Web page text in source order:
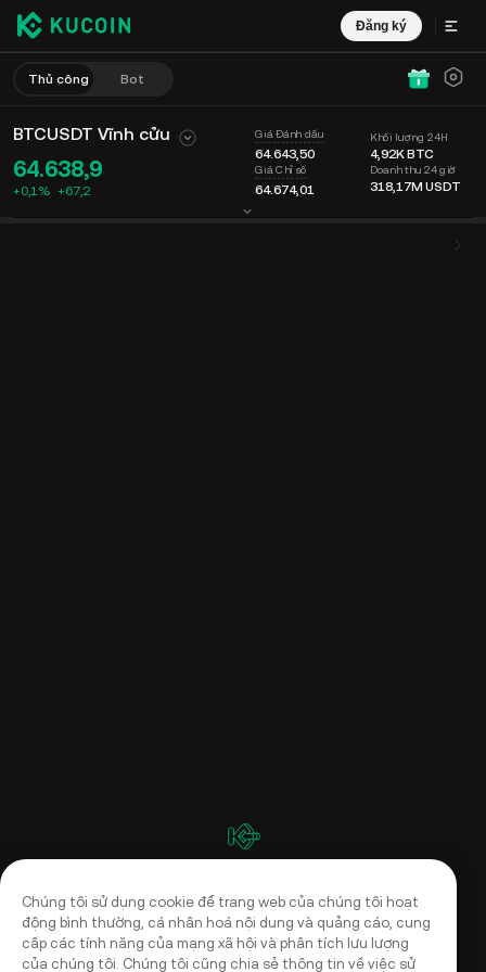
Đăng ký
Thủ công Bot
BTCUSDT Vĩnh cửu
64.638,9
+0,1% +67,2
Giá Đánh dấu
64.641,05
Giá Chỉ số
64.675,20
Khối lượng 24H
4,92KBTC
Doanh thu 24 giờ
318,17M USDT
Giao dịch mới
Chúng tôi sử dụng cookie để trang web của chúng tôi hoạt
động bình thường, cá nhân hoá nội dung và quảng cáo, cung
cấp các tính năng của mạng xã hội và phân tích lưu lượng
của chúng tôi. Chúng tôi cũng chia sẻ thông tin về việc sử